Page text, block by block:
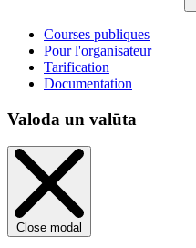
Courses publiques
Pour l'organisateur
Tarification
Documentation
Valoda un valūta
Close modal